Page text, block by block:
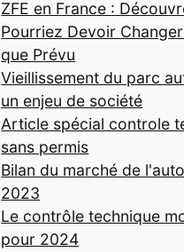
ZFE en France :
Pourriez Devoir
que Prévu
Vieillissement du parc
un enjeu de société
Article spécial controle
sans permis
Bilan du marché de
2023
Le contrôle technique
pour 2024